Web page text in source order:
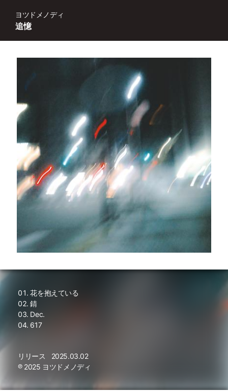
追憶
ヨツドメノディ
花を抱えている
錆
Dec.
617
リリース
2025.03.02
℗ 2025 ヨツドメノディ